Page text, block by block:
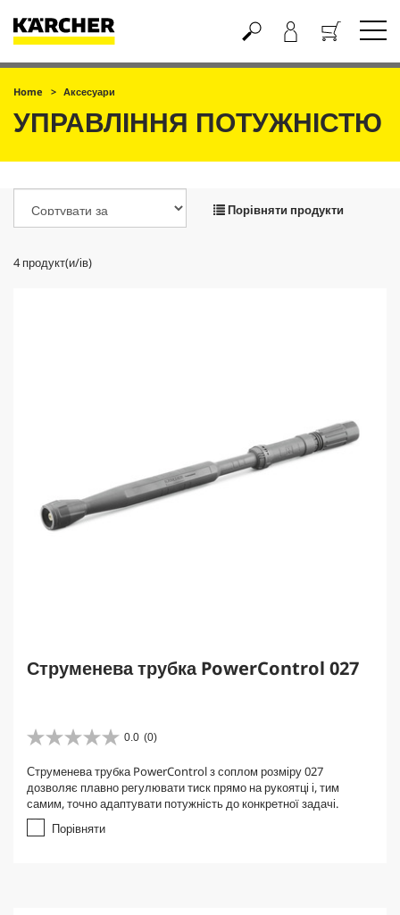
Кошик
Home Аксесуари
УПРАВЛІННЯ ПОТУЖНІСТЮ
Порівняти продукти
4продукт(и/ів)
Струменева трубка PowerControl 027
0.0 (0)
0
0
з
5
і
Струменева трубка PowerControl з соплом розміру 027
дозволяє плавно регулювати тиск прямо на рукоятці і, тим
самим, точно адаптувати потужність до конкретної задачі.
Порівняти